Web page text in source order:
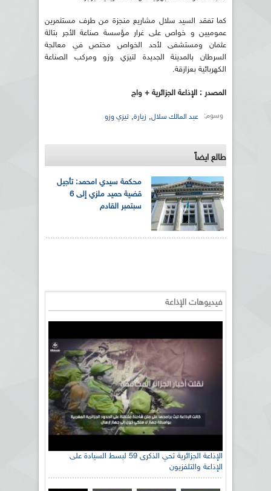
كما تفقد السيد سلال مشاريع منجزة من طرف مستثمرين
عموميين و خواص على غرار مؤسسة صناعة الأجر بتالة
عثمان ومستشفى لأحد الخواص مختص في معالجة
السرطان بالمدينة الجديدة لتيزي وزو ومركب الصناعة
الكهربائية بعزازقة.
المصدر : الإذاعة الجزائرية + واج
وسوم: عبد المالك سلال, زيارة, تيزي وزو
طالع ايضاً
محكمة سيدي امحمد: تأجيل
قضية حميد ملزي إلى 6
سبتمبر القادم
فيديوهات الإذاعة
الإذاعة الجزائرية تحي الذكرى 59 لبسط السيادة على
الإذاعة والتلفزيون
رئيس اللجنة الوطنية الجزائرية للتضامن مع الشعب
الصحراوي السيد سعيد العياشي